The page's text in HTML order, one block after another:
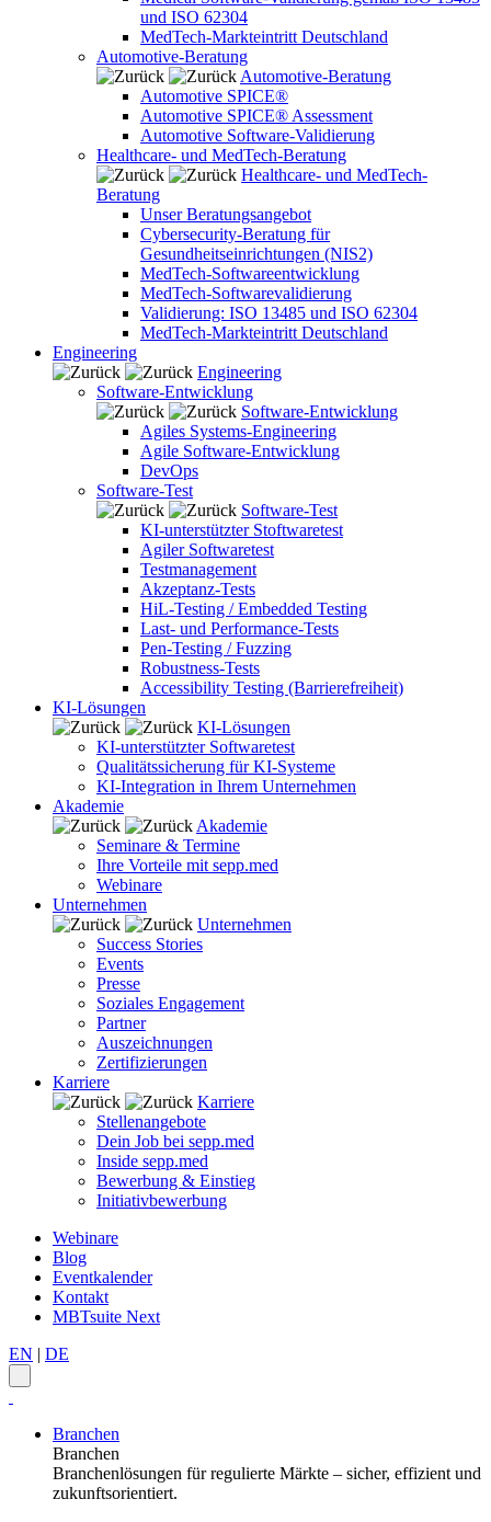
und ISO 62304
MedTech-Markteintritt Deutschland
Automotive-Beratung
Automotive-Beratung
Automotive SPICE®
Automotive SPICE® Assessment
Automotive Software-Validierung
Healthcare- und MedTech-Beratung
Healthcare- und MedTech-
Beratung
Unser Beratungsangebot
Cybersecurity-Beratung für
Gesundheitseinrichtungen (NIS2)
MedTech-Softwareentwicklung
MedTech-Softwarevalidierung
Validierung: ISO 13485 und ISO 62304
MedTech-Markteintritt Deutschland
Engineering
Engineering
Software-Entwicklung
Software-Entwicklung
Agiles Systems-Engineering
Agile Software-Entwicklung
DevOps
Software-Test
Software-Test
KI-unterstützter Stoftwaretest
Agiler Softwaretest
Testmanagement
Akzeptanz-Tests
HiL-Testing / Embedded Testing
Last- und Performance-Tests
Pen-Testing / Fuzzing
Robustness-Tests
Accessibility Testing (Barrierefreiheit)
KI-Lösungen
KI-Lösungen
KI-unterstützter Softwaretest
Qualitätssicherung für KI-Systeme
KI-Integration in Ihrem Unternehmen
Akademie
Akademie
Seminare & Termine
Ihre Vorteile mit sepp.med
Webinare
Unternehmen
Unternehmen
Success Stories
Events
Presse
Soziales Engagement
Partner
Auszeichnungen
Zertifizierungen
Karriere
Karriere
Stellenangebote
Dein Job bei sepp.med
Inside sepp.med
Bewerbung & Einstieg
Initiativbewerbung
Webinare
Blog
Eventkalender
Kontakt
MBTsuite Next
EN | DE
Branchen
Branchen
Branchenlösungen für regulierte Märkte – sicher, effizient und
zukunftsorientiert.